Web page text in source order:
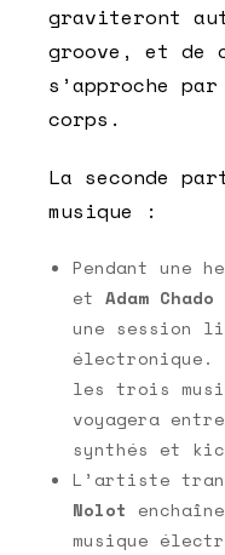
graviteront
groove, et de
s’approche
corps.
La seconde
musique :
Pendant une
et Adam Chado
une session
électronique.
les trois
voyagera
synthés et
L’artiste
Nolot
musique